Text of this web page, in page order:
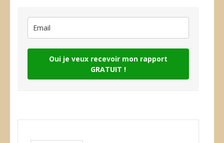
Oui je veux recevoir mon rapport
GRATUIT !